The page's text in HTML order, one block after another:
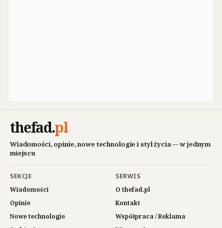
thefad.pl
Wiadomości, opinie, nowe technologie i styl życia — w jednym
miejscu
SEKCJE
Wiadomości
Opinie
Nowe technologie
SERWIS
O thefad.pl
Kontakt
Współpraca / Reklama